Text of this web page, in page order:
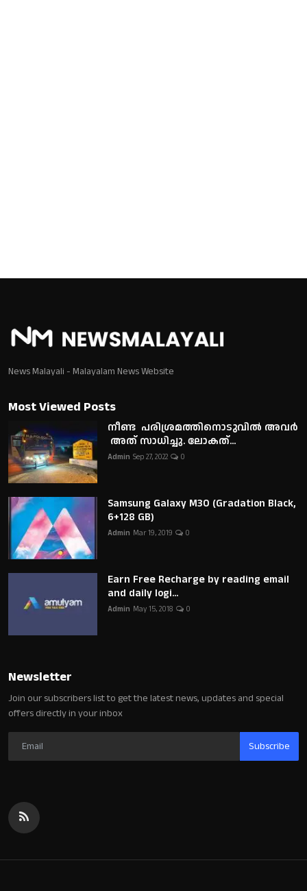
News Malayali - Malayalam News Website
Most Viewed Posts
നീണ്ട പരിശ്രമത്തിനൊടുവിൽ അവർ
അത് സാധിച്ചു. ലോകത്...
Admin Sep 27, 2022 0
Samsung Galaxy M30 (Gradation Black,
6+128 GB)
Admin Mar 19, 2019 0
Earn Free Recharge by reading email
and daily logi...
Admin May 15, 2018 0
Newsletter
Join our subscribers list to get the latest news, updates and special
offers directly in your inbox
Subscribe